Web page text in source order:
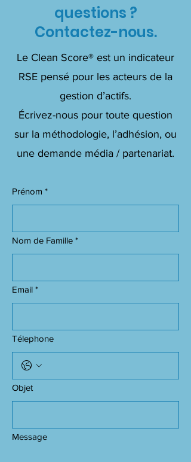
questions ?
Contactez-nous.
Le Clean Score® est un indicateur
RSE pensé pour les acteurs de la
gestion d’actifs.
Écrivez-nous pour toute question
sur la méthodologie, l’adhésion, ou
une demande média / partenariat.
Prénom *
Nom de Famille *
Email *
Télephone
Objet
Message